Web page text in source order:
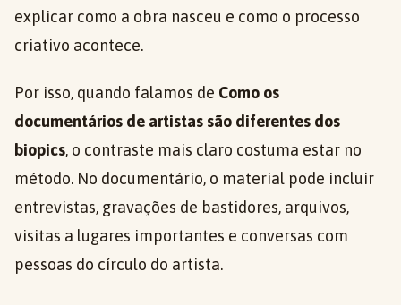
explicar como a obra nasceu e como o processo
criativo acontece.
Por isso, quando falamos de Como os
documentários de artistas são diferentes dos
biopics, o contraste mais claro costuma estar no
método. No documentário, o material pode incluir
entrevistas, gravações de bastidores, arquivos,
visitas a lugares importantes e conversas com
pessoas do círculo do artista.